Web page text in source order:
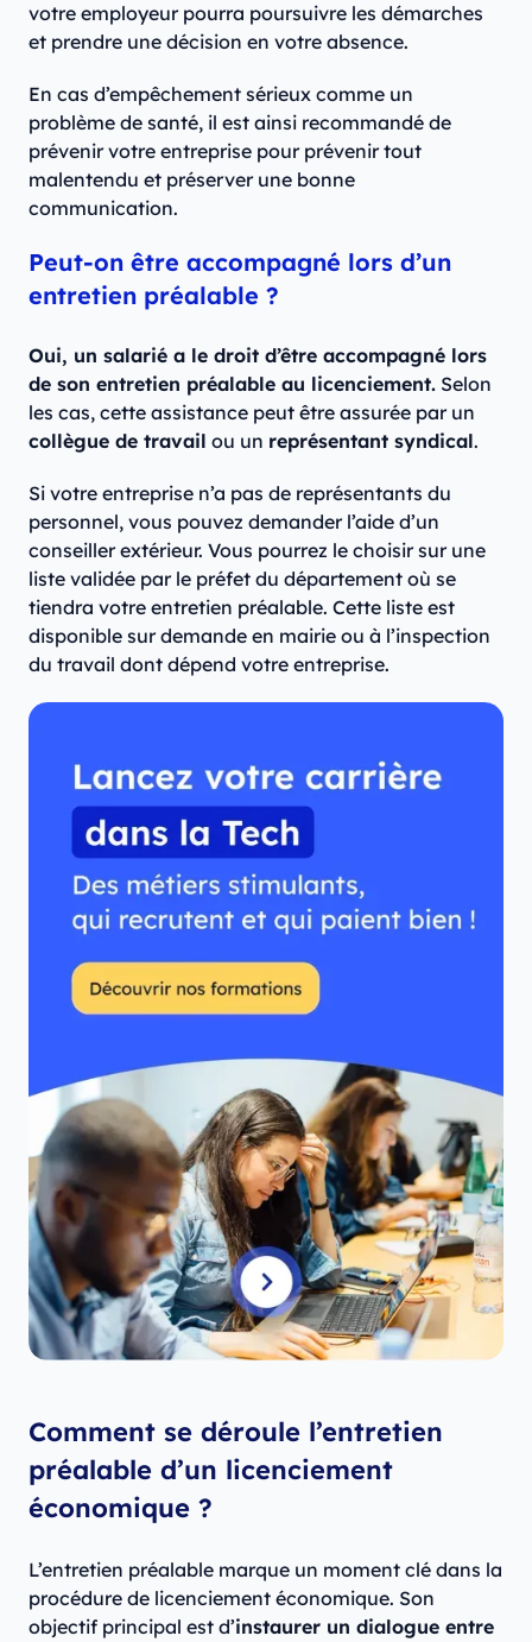
votre employeur pourra poursuivre les démarches
et prendre une décision en votre absence.
En cas d’empêchement sérieux comme un
problème de santé, il est ainsi recommandé de
prévenir votre entreprise pour prévenir tout
malentendu et préserver une bonne
communication.
Peut-on être accompagné lors d’un
entretien préalable ?
Oui, un salarié a le droit d’être accompagné lors
de son entretien préalable au licenciement. Selon
les cas, cette assistance peut être assurée par un
collègue de travail ou un représentant syndical.
Si votre entreprise n’a pas de représentants du
personnel, vous pouvez demander l’aide d’un
conseiller extérieur. Vous pourrez le choisir sur une
liste validée par le préfet du département où se
tiendra votre entretien préalable. Cette liste est
disponible sur demande en mairie ou à l’inspection
du travail dont dépend votre entreprise.
Comment se déroule l’entretien
préalable d’un licenciement
économique ?
L’entretien préalable marque un moment clé dans la
procédure de licenciement économique. Son
objectif principal est d’instaurer un dialogue entre